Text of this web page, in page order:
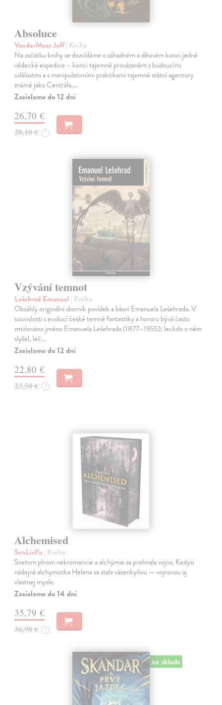
Absoluce
VanderMeer Jeff| Kniha
Na začátku knihy se dozvídáme o záhadném a děsivém konci jedné
vědecké expedice – konci tajemně provázaném s budoucími
událostmi a s manipulativními praktikami tajemné státní agentury
známé jako Centrála.…
Zasielame do 12 dní
26,70 €
28,10 € ?
Vzývání temnot
Lešehrad Emanuel | Kniha
Obsáhlý originální sborník povídek a básní Emanuela Lešehrada. V
souvislosti s evolucí české temné fantastiky a hororu bývá často
zmiňováno jméno Emanuela Lešehrada (1877–1955); leckdo o něm
slyšel, leč…
Zasielame do 12 dní
22,80 €
23,50 € ?
Alchemised
SenLinYu | Kniha
Svetom plnom nekromancie a alchýmie sa prehnala vojna. Kedysi
nádejná alchymistka Helena sa stala väzenkyňou — vojnovou aj
vlastnej mysle.
Zasielame do 14 dní
35,79 €
36,90 € ?
na sklade